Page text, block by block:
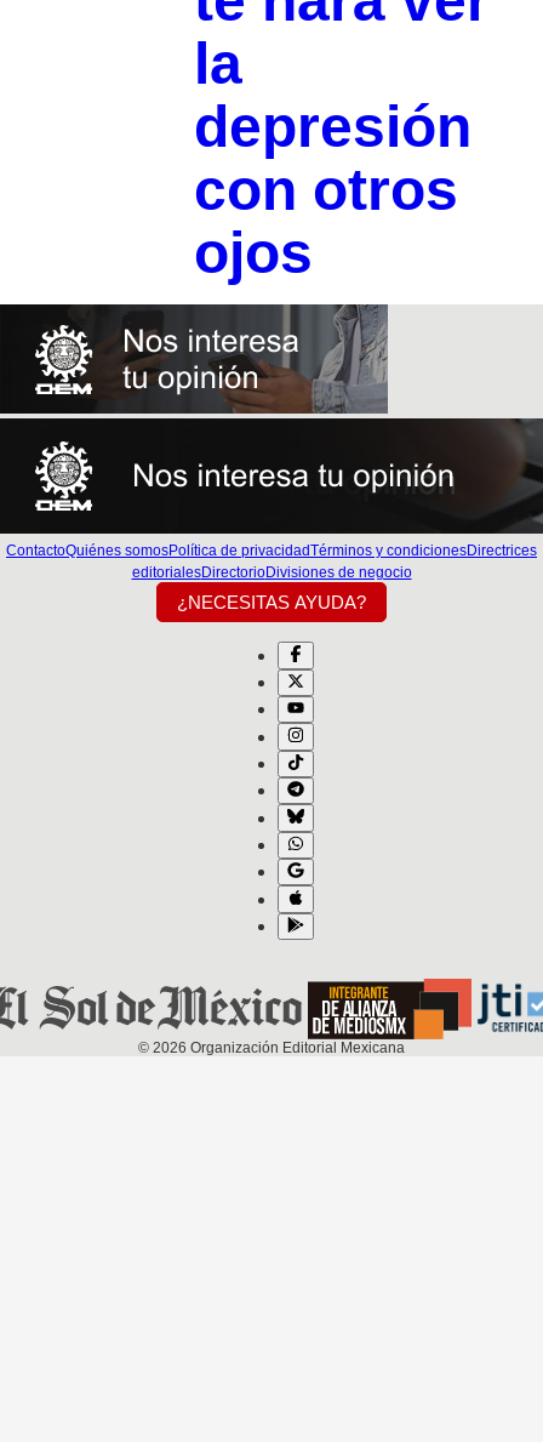
la
depresión
con otros
ojos
ContactoQuiénes somosPolítica de privacidadTérminos y condicionesDirectrices
editorialesDirectorioDivisiones de negocio
¿NECESITAS AYUDA?
© 2026 Organización Editorial Mexicana